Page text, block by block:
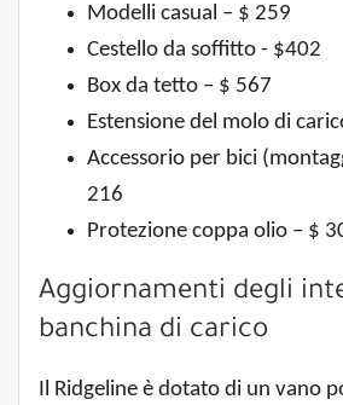
Modelli casual – $ 259
Cestello da soffitto - $402
Box da tetto – $ 567
Estensione del molo di
Accessorio per bici
216
Protezione coppa olio – $
Aggiornamenti degli
banchina di carico
Il Ridgeline è dotato di un vano